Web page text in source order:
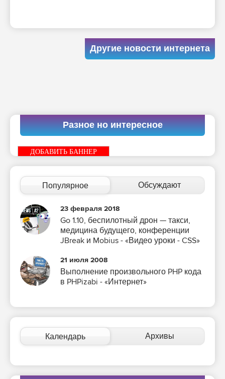
Другие новости интернета
Разное но интересное
ДОБАВИТЬ БАННЕР
Популярное Обсуждают
23 февраля 2018
Go 1.10, беспилотный дрон — такси,
медицина будущего, конференции
JBreak и Mobius - «Видео уроки - CSS»
21 июля 2008
Выполнение произвольного PHP кода
в PHPizabi - «Интернет»
Календарь Архивы